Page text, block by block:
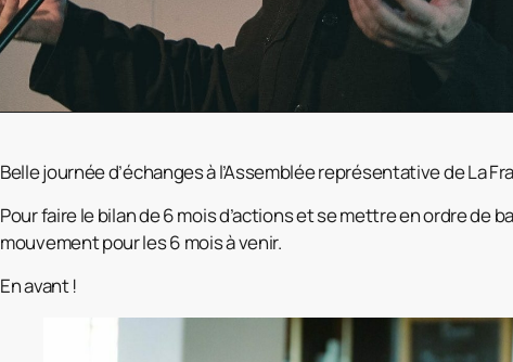
Belle journée d’échanges à l’Assemblée représentative de La
Pour faire le bilan de 6 mois d’actions et se mettre en ordre de
mouvement pour les 6 mois à venir.
En avant !